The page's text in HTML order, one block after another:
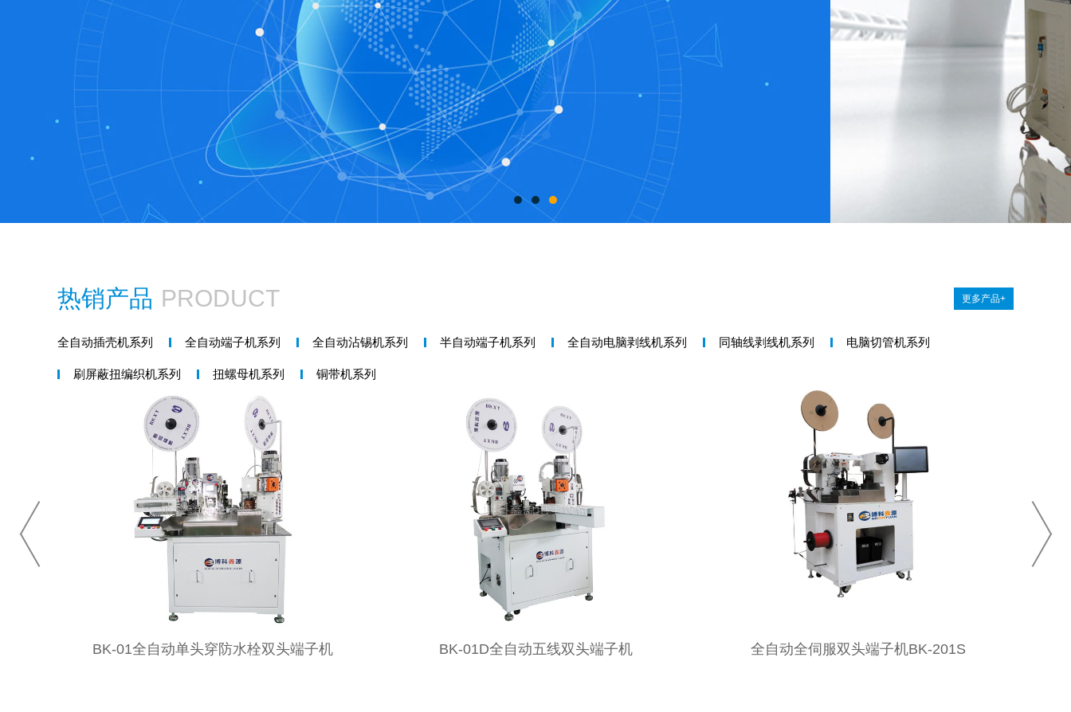
热销产品 PRODUCT 更多产品+
全自动插壳机系列 全自动端子机系列 全自动沾锡机系列 半自动端子机系列 全自动电脑剥线机系列 同轴线剥线机系列 电脑切管机系列
刷屏蔽扭编织机系列 扭螺母机系列 铜带机系列
BK-01D全自动五线双头端子机 全自动全伺服双头端子机BK-201S 全自动组合线束插壳机BK-B-D601